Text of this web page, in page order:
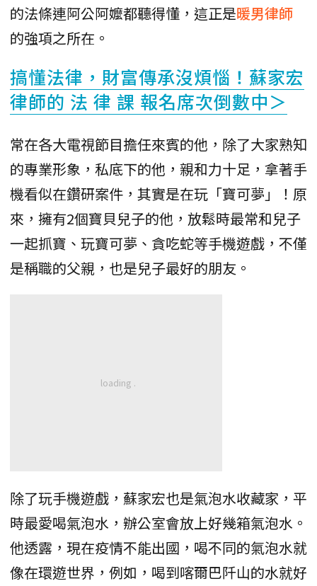
的法條連阿公阿嬤都聽得懂，這正是暖男律師
的強項之所在。
搞懂法律，財富傳承沒煩惱！蘇家宏
律師的 法 律 課 報名席次倒數中＞
常在各大電視節目擔任來賓的他，除了大家熟知
的專業形象，私底下的他，親和力十足，拿著手
機看似在鑽研案件，其實是在玩「寶可夢」！原
來，擁有2個寶貝兒子的他，放鬆時最常和兒子
一起抓寶、玩寶可夢、貪吃蛇等手機遊戲，不僅
是稱職的父親，也是兒子最好的朋友。
除了玩手機遊戲，蘇家宏也是氣泡水收藏家，平
時最愛喝氣泡水，辦公室會放上好幾箱氣泡水。
他透露，現在疫情不能出國，喝不同的氣泡水就
像在環遊世界，例如，喝到喀爾巴阡山的水就好